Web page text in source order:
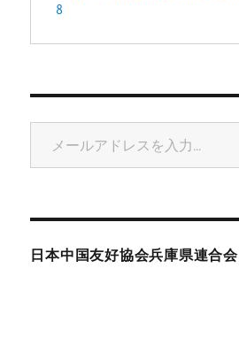
8
メールアドレスを入力...
日本中国友好協会兵庫県連合会